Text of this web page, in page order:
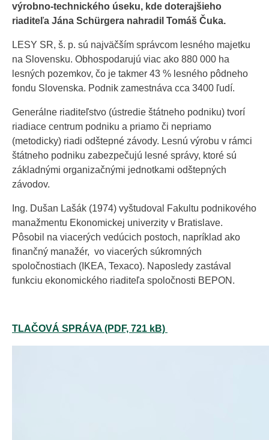
výrobno-technického úseku, kde doterajšieho
riaditeľa Jána Schürgera nahradil Tomáš Čuka.
LESY SR, š. p. sú najväčším správcom lesného majetku
na Slovensku. Obhospodarujú viac ako 880 000 ha
lesných pozemkov, čo je takmer 43 % lesného pôdneho
fondu Slovenska. Podnik zamestnáva cca 3400 ľudí.
Generálne riaditeľstvo (ústredie štátneho podniku) tvorí
riadiace centrum podniku a priamo či nepriamo
(metodicky) riadi odštepné závody. Lesnú výrobu v rámci
štátneho podniku zabezpečujú lesné správy, ktoré sú
základnými organizačnými jednotkami odštepných
závodov.
Ing. Dušan Lašák (1974) vyštudoval Fakultu podnikového
manažmentu Ekonomickej univerzity v Bratislave.
Pôsobil na viacerých vedúcich postoch, napríklad ako
finančný manažér, vo viacerých súkromných
spoločnostiach (IKEA, Texaco). Naposledy zastával
funkciu ekonomického riaditeľa spoločnosti BEPON.
TLAČOVÁ SPRÁVA (PDF, 721 kB)